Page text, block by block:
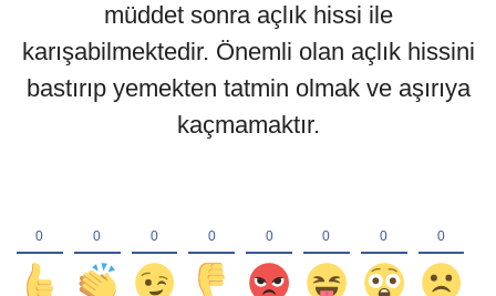
müddet sonra açlık hissi ile
karışabilmektedir. Önemli olan açlık hissini
bastırıp yemekten tatmin olmak ve aşırıya
kaçmamaktır.